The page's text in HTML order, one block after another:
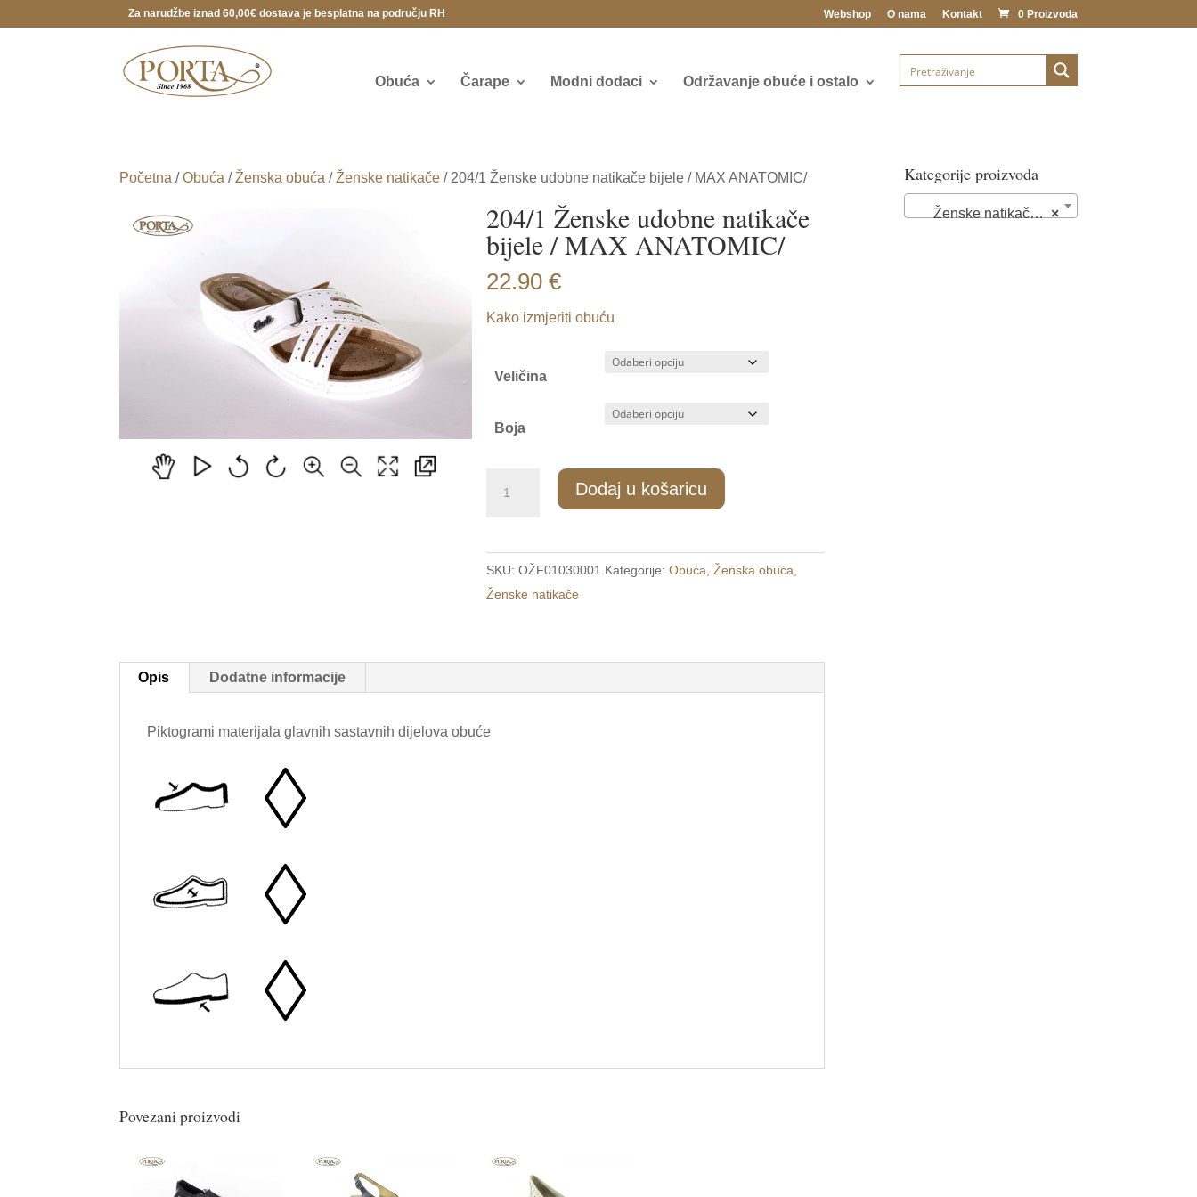
Za narudžbe iznad 60,00€ dostava je besplatna na području RH Webshop O nama Kontakt 0 Proizvoda
Obuća Čarape Modni dodaci Održavanje obuće i ostalo
Početna /Obuća /Ženska obuća /Ženske natikače / 204/1 Ženske udobne natikače bijele / MAX ANATOMIC/
204/1 Ženske udobne natikače
bijele / MAX ANATOMIC/
22.90€
Kako izmjeriti obuću
Veličina
Boja
natikače
bijele
/
Dodaj u košaricu
SKU:OŽF01030001 Kategorije:Obuća ,Ženska obuća
Ženske natikače
Opis Dodatne informacije
Piktogrami materijala glavnih sastavnih dijelova obuće
Povezani proizvodi
Kategorije proizvoda
×
Ženske natikače (72)